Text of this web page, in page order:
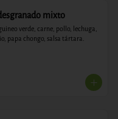
mixto
verde, carne, pollo, lechuga,
papa chongo, salsa tártara.